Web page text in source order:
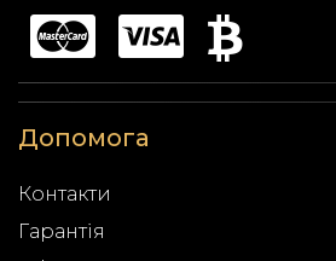
Допомога
Контакти
Гарантія